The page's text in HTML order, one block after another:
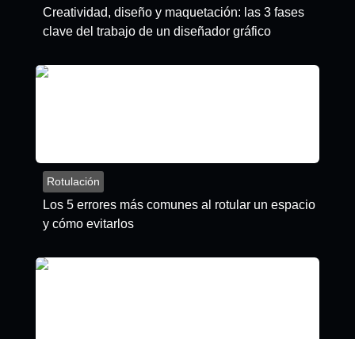
Creatividad, diseño y maquetación: las 3 fases
clave del trabajo de un diseñador gráfico
Rotulación
Los 5 errores más comunes al rotular un espacio
y cómo evitarlos